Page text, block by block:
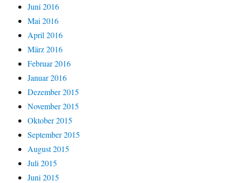
Juni 2016
Mai 2016
April 2016
März 2016
Februar 2016
Januar 2016
Dezember 2015
November 2015
Oktober 2015
September 2015
August 2015
Juli 2015
Juni 2015